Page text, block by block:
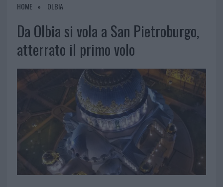
HOME OLBIA
Da Olbia si vola a San Pietroburgo,
atterrato il primo volo